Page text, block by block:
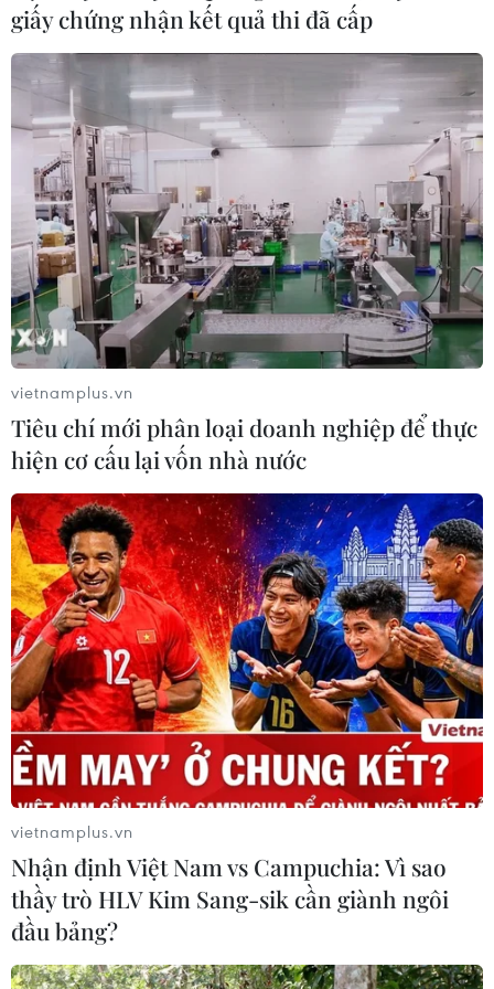
“Làng nghề truyền thống Hà Nội”
(tăng 9 làng so với năm 2022).
(TTXVN/Vietnam+)
#Hà Nội #Làng nghề
#Hợp tác xã
#kinh tế nông thôn
TP. Hà Nội
Theo dõi VietnamPlus
TIN LIÊN QUAN
giấy chứng nhận kết quả thi đã cấp
vietnamplus.vn
Tiêu chí mới phân loại doanh nghiệp để thực
hiện cơ cấu lại vốn nhà nước
vietnamplus.vn
Nhận định Việt Nam vs Campuchia: Vì sao
thầy trò HLV Kim Sang-sik cần giành ngôi
đầu bảng?